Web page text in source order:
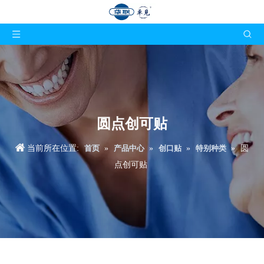
圆点创可贴
当前所在位置: 首页 » 产品中心 » 创口贴 » 特别种类 » 圆
点创可贴